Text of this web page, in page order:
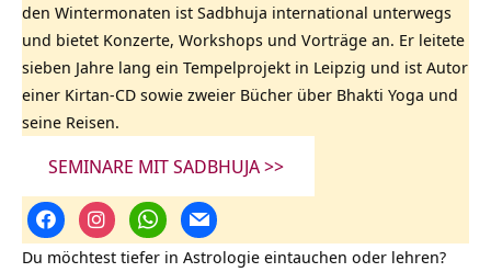
den Wintermonaten ist Sadbhuja international unterwegs
und bietet Konzerte, Workshops und Vorträge an. Er leitete
sieben Jahre lang ein Tempelprojekt in Leipzig und ist Autor
einer Kirtan-CD sowie zweier Bücher über Bhakti Yoga und
seine Reisen.
SEMINARE MIT SADBHUJA >>
Du möchtest tiefer in Astrologie eintauchen oder lehren?